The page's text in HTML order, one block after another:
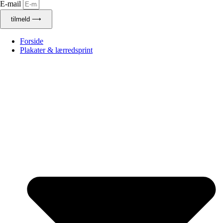
E-mail
tilmeld ⟶
Forside
Plakater & lærredsprint